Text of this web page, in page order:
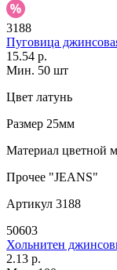
3188
Пуговица
15.54 р.
Мин. 50 шт
Цвет латунь
Размер 25мм
Материал цветной
Прочее "JEANS"
Артикул 3188
50603
Хольнитен
2.13 р.